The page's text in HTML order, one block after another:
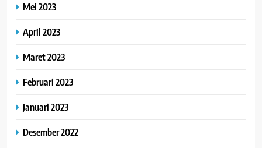
Mei 2023
April 2023
Maret 2023
Februari 2023
Januari 2023
Desember 2022